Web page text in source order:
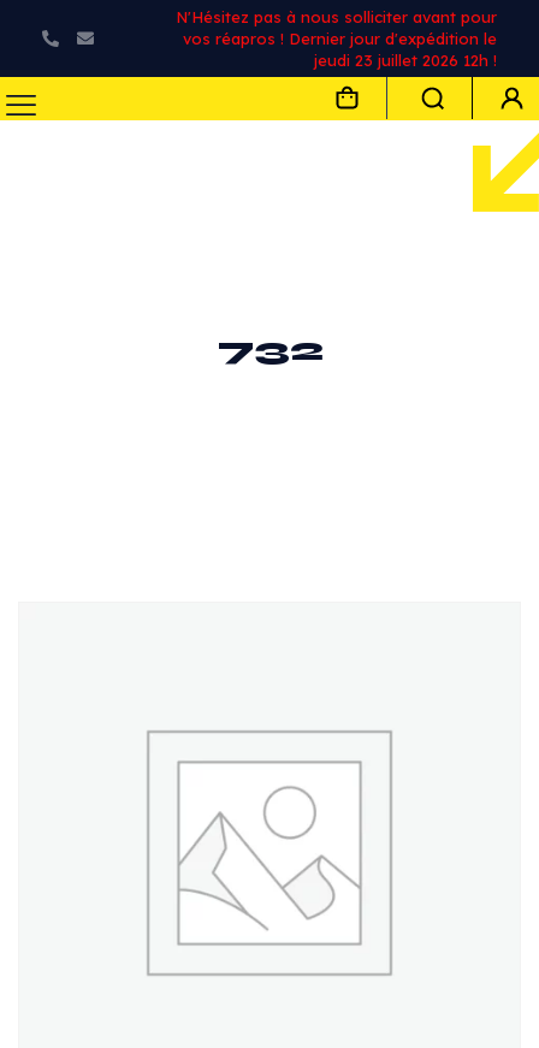
N'Hésitez pas à nous solliciter avant pour
vos réapros ! Dernier jour d'expédition le
jeudi 23 juillet 2026 12h !
732